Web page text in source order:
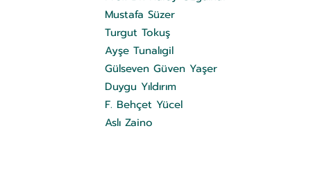
Mustafa Süzer
Turgut Tokuş
Ayşe Tunalıgil
Gülseven Güven Yaşer
Duygu Yıldırım
F. Behçet Yücel
Aslı Zaino